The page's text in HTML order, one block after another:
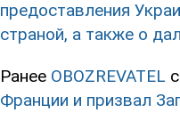
предоставления
страной, а также о
Ранее OBOZREVATEL
Франции и призвал